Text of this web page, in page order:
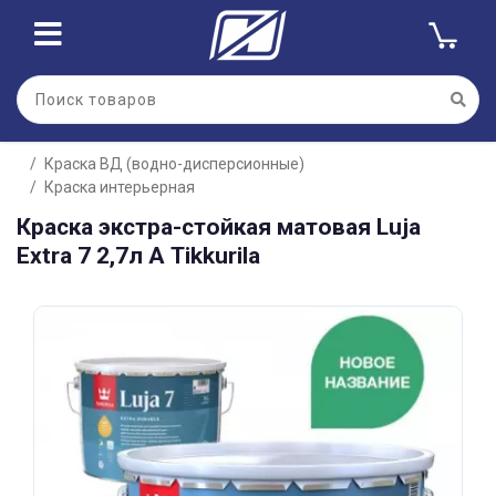
Краска ВД (водно-дисперсионные)
Краска интерьерная
Краска экстра-стойкая матовая Luja
Extra 7 2,7л А Tikkurila
Для клиентов всех банков
Разбейте
оплатуна части
без переплат
Сегодня